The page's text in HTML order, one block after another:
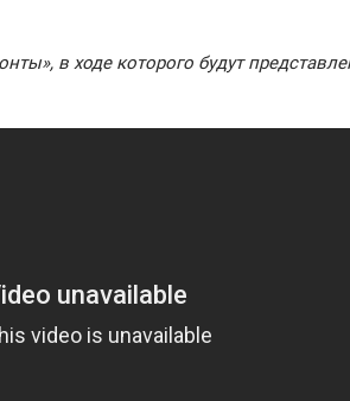
в ходе которого будут